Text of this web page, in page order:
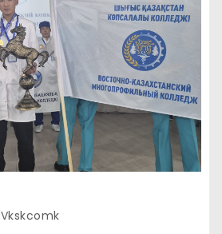
Vkskcomk